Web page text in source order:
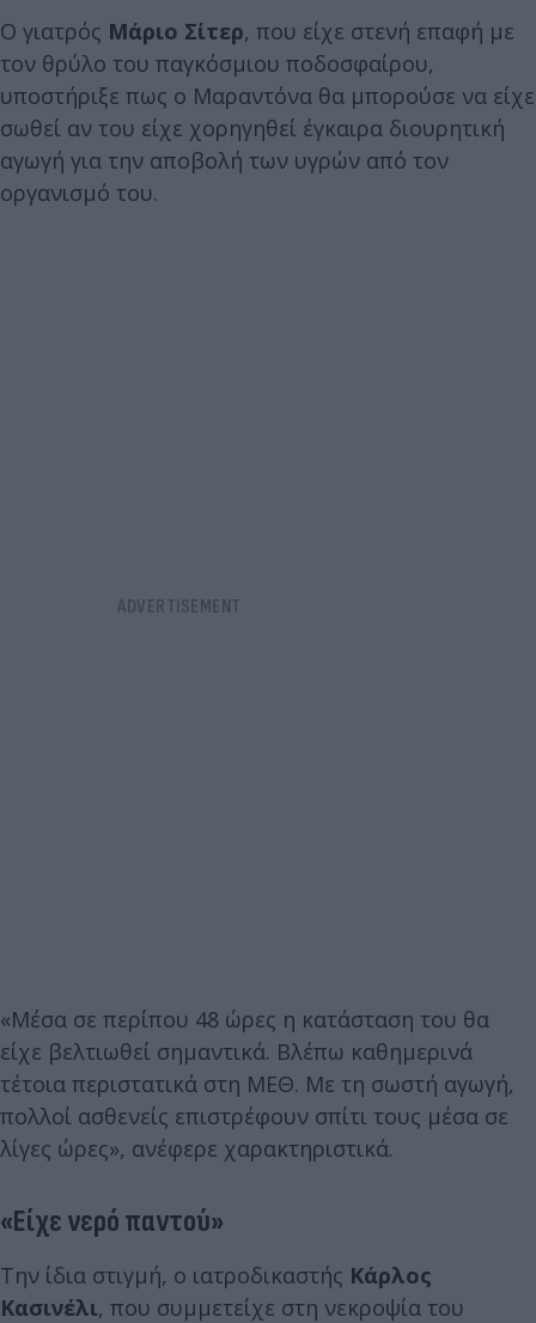
Ο γιατρός Μάριο Σίτερ, που είχε στενή επαφή με
τον θρύλο του παγκόσμιου ποδοσφαίρου,
υποστήριξε πως ο Μαραντόνα θα μπορούσε να είχε
σωθεί αν του είχε χορηγηθεί έγκαιρα διουρητική
αγωγή για την αποβολή των υγρών από τον
οργανισμό του.
«Μέσα σε περίπου 48 ώρες η κατάσταση του θα
είχε βελτιωθεί σημαντικά. Βλέπω καθημερινά
τέτοια περιστατικά στη ΜΕΘ. Με τη σωστή αγωγή,
πολλοί ασθενείς επιστρέφουν σπίτι τους μέσα σε
λίγες ώρες», ανέφερε χαρακτηριστικά.
«Είχε νερό παντού»
Την ίδια στιγμή, ο ιατροδικαστής Κάρλος
Κασινέλι, που συμμετείχε στη νεκροψία του